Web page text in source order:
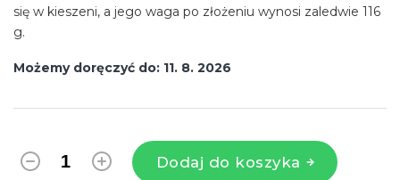
Możemy doręczyć do: 11. 8. 2026
Dodaj do koszyka
się w kieszeni, a jego waga po złożeniu wynosi zaledwie 116
g.